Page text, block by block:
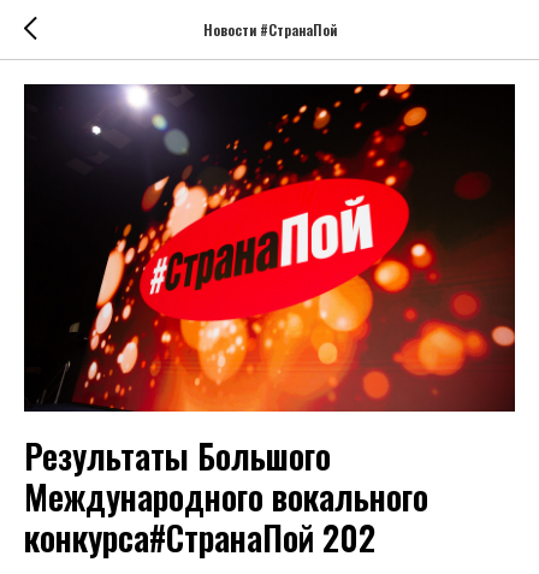
Новости #СтранаПой
Результаты Большого
Международного вокального
конкурса#СтранаПой 202